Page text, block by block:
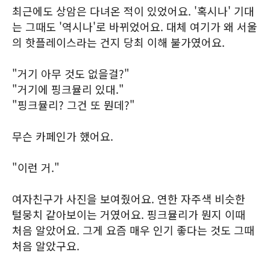
최근에도 상암은 다녀온 적이 있었어요. '혹시나' 기대
는 그때도 '역시나'로 바뀌었어요. 대체 여기가 왜 서울
의 핫플레이스라는 건지 당최 이해 불가였어요.
"거기 아무 것도 없을걸?"
"거기에 핑크뮬리 있대."
"핑크뮬리? 그건 또 뭔데?"
무슨 카페인가 했어요.
"이런 거."
여자친구가 사진을 보여줬어요. 연한 자주색 비슷한
털뭉치 같아보이는 거였어요. 핑크뮬리가 뭔지 이때
처음 알았어요. 그게 요즘 매우 인기 좋다는 것도 그때
처음 알았구요.